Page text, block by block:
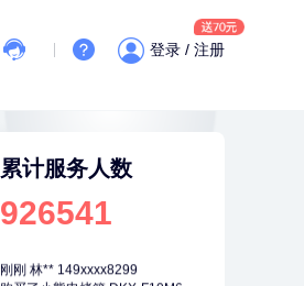
登录 / 注册
累计服务人数
926541
成功预约了心脏病套餐
购买了五常稻花香2号大米
刚刚 林** 149xxxx8299
购买了小熊电烤箱 DKX-F10M6
购买了小熊电烤箱 DKX-F10M6